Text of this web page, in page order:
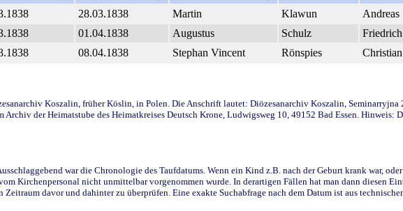
28.03.1838 Martin Klawun Andreas
01.04.1838 Augustus Schulz Friedrich
08.04.1838 Stephan Vincent Rönspies Christian
Koszalin, früher Köslin, in Polen. Die Anschrift lautet: Diözesanarchiv Koszalin,
der Heimatstube des Heimatkreises Deutsch Krone, Ludwigsweg 10, 49152 Bad Essen. Hinweis:
war die Chronologie des Taufdatums. Wenn ein Kind z.B. nach der Geburt krank war,
Kirchenpersonal nicht unmittelbar vorgenommen wurde. In derartigen Fällen hat man dann diesen
davor und dahinter zu überprüfen. Eine exakte Suchabfrage nach dem Datum ist aus